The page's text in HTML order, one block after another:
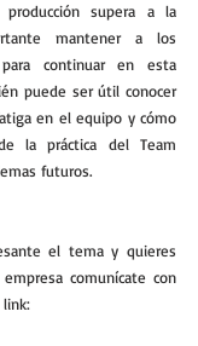
supera a la
mantener a los
para continuar en esta
puede ser útil conocer
en el equipo y cómo
la práctica del Team
futuros.
el tema y quieres
comunícate con